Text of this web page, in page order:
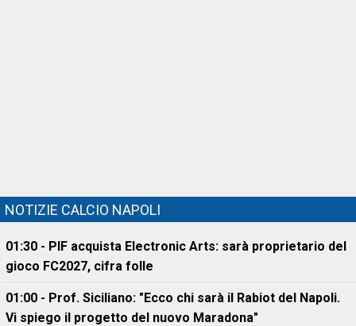
NOTIZIE CALCIO NAPOLI
01:30 - PIF acquista Electronic Arts: sarà proprietario del
gioco FC2027, cifra folle
01:00 - Prof. Siciliano: "Ecco chi sarà il Rabiot del Napoli.
Vi spiego il progetto del nuovo Maradona"